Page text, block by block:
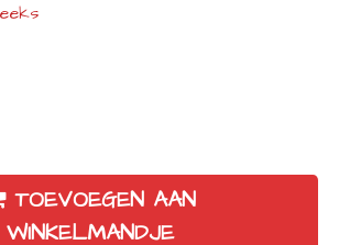
TOEVOEGEN AAN
WINKELMANDJE